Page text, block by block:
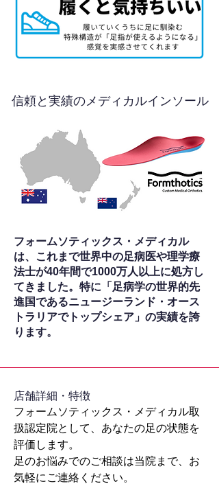
信頼と実績のメディカルインソール
フォームソティックス・メディカル
は、これまで世界中の足病医や理学療
法士が40年間で1000万人以上に処方し
てきました。特に「足病学の世界的先
進国であるニュージーランド・オース
トラリアでトップシェア」の実績を誇
ります。
​店舗詳細・特徴
フォームソティックス・メディカル取
扱認定院として、あなたの足の状態を
評価します。
足のお悩みでのご相談は当院まで、お
気軽にご連絡ください。